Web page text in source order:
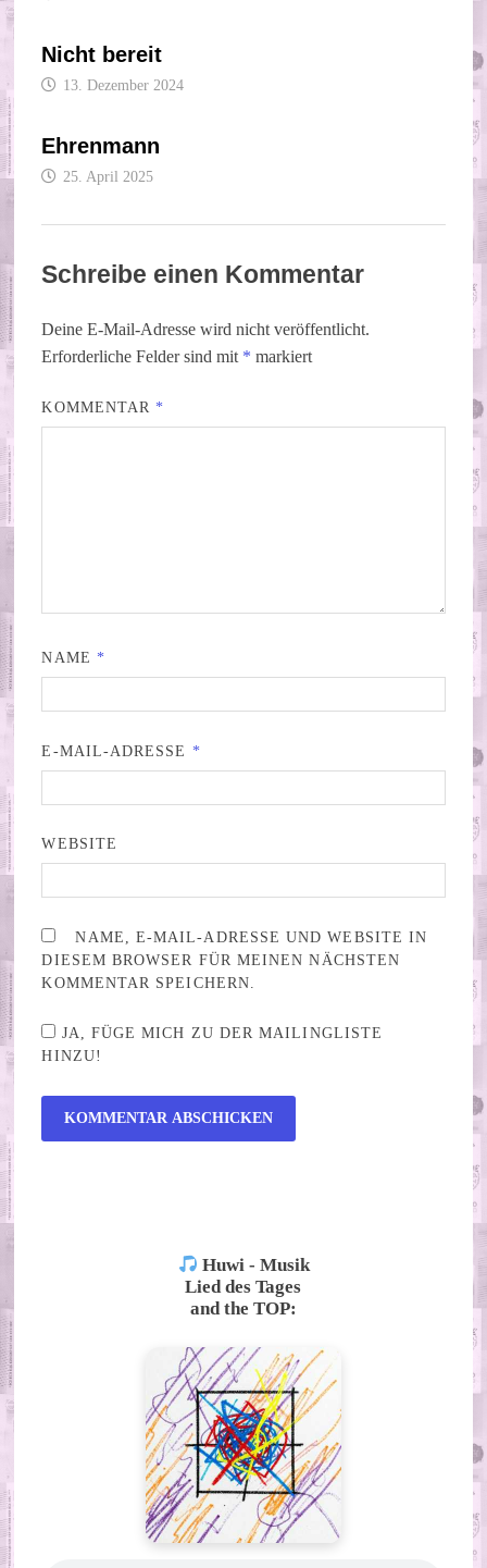
Nicht bereit
13. Dezember 2024
Ehrenmann
25. April 2025
Schreibe einen Kommentar
Deine E-Mail-Adresse wird nicht veröffentlicht.
Erforderliche Felder sind mit * markiert
KOMMENTAR *
NAME *
E-MAIL-ADRESSE *
WEBSITE
NAME, E-MAIL-ADRESSE UND WEBSITE IN
DIESEM BROWSER FÜR MEINEN NÄCHSTEN
KOMMENTAR SPEICHERN.
JA, FÜGE MICH ZU DER MAILINGLISTE
HINZU!
Huwi - Musik
Lied des Tages
and the TOP: